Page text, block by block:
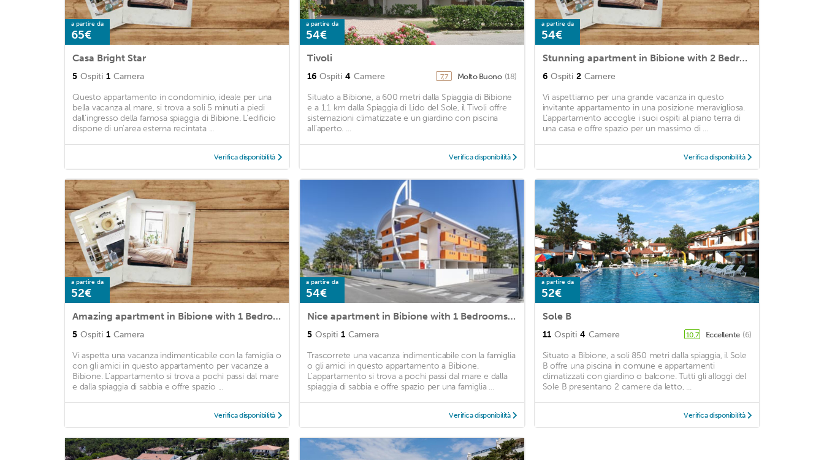
a partire da
65€
Casa Bright Star
5 Ospiti 1 Camera
Questo appartamento in condominio, ideale per una
bella vacanza al mare, si trova a soli 5 minuti a piedi
dall'ingresso della famosa spiaggia di Bibione. L'edificio
dispone di un'area esterna recintata ...
Verifica disponibilità
a partire da
54€
Tivoli
16 Ospiti 4 Camere 7,7 Molto Buono (18)
Situato a Bibione, a 600 metri dalla Spiaggia di Bibione
e a 1,1 km dalla Spiaggia di Lido del Sole, il Tivoli offre
sistemazioni climatizzate e un giardino con piscina
all'aperto. ...
Verifica disponibilità
a partire da
54€
Stunning apartment in Bibione with 2 Bedrooms
6 Ospiti 2 Camere
Vi aspettiamo per una grande vacanza in questo
invitante appartamento in una posizione meravigliosa.
L'appartamento accoglie i suoi ospiti al piano terra di
una casa e offre spazio per un massimo di ...
Verifica disponibilità
a partire da
52€
Amazing apartment in Bibione with 1 Bedrooms, WiFi and Outdoor swimming pool
5 Ospiti 1 Camera
Vi aspetta una vacanza indimenticabile con la famiglia o
con gli amici in questo appartamento per vacanze a
Bibione. L'appartamento si trova a pochi passi dal mare
e dalla spiaggia di sabbia e offre spazio ...
Verifica disponibilità
a partire da
54€
Nice apartment in Bibione with 1 Bedrooms, WiFi and Outdoor swimming pool
5 Ospiti 1 Camera
Trascorrete una vacanza indimenticabile con la famiglia
o gli amici in questo appartamento a Bibione.
L'appartamento si trova a pochi passi dal mare e dalla
spiaggia di sabbia e offre spazio per una famiglia ...
Verifica disponibilità
a partire da
52€
Sole B
11 Ospiti 4 Camere 10,7 Eccellente (6)
Situato a Bibione, a soli 850 metri dalla spiaggia, il Sole
B offre una piscina in comune e appartamenti
climatizzati con giardino o balcone. Tutti gli alloggi del
Sole B presentano 2 camere da letto, ...
Verifica disponibilità